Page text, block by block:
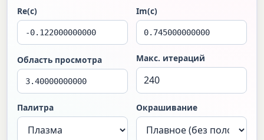
Re(c) Im(c)
Область просмотра Макс. итераций
Палитра Окрашивание